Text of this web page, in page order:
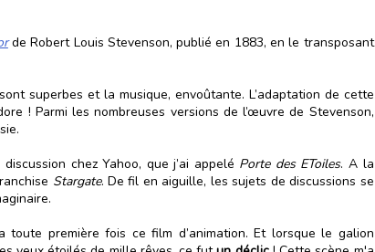
de Robert Louis Stevenson, publié en 1883, en le transposant
superbes et la musique, envoûtante. L’adaptation de cette
! Parmi les nombreuses versions de l’œuvre de Stevenson,
chez Yahoo, que j’ai appelé Porte des EToiles. A la
Stargate. De fil en aiguille, les sujets de discussions se
toute première fois ce film d’animation. Et lorsque le galion